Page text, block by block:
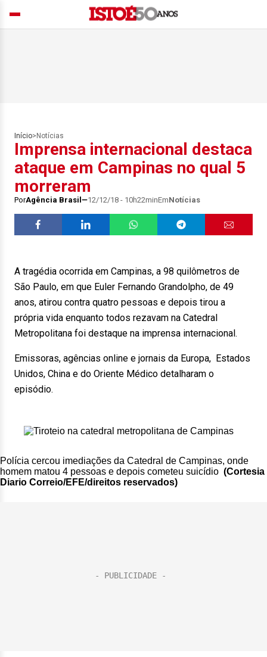
Início> Notícias
Imprensa internacional destaca
ataque em Campinas no qual 5
morreram
PorAgência Brasil 12/12/18 - 10h22minEmNotícias
A tragédia ocorrida em Campinas, a 98 quilômetros de
São Paulo, em que Euler Fernando Grandolpho, de 49
anos, atirou contra quatro pessoas e depois tirou a
própria vida enquanto todos rezavam na Catedral
Metropolitana foi destaque na imprensa internacional.
Emissoras, agências online e jornais da Europa, Estados
Unidos, China e do Oriente Médico detalharam o
episódio.
Polícia cercou imediações da Catedral de Campinas, onde
homem matou 4 pessoas e depois cometeu suicídio (Cortesia
Diario Correio/EFE/direitos reservados)